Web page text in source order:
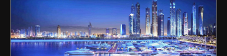
إيجار
بيع